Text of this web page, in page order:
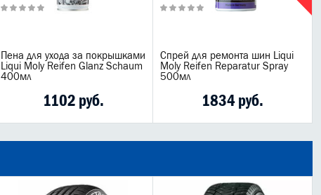
Пена для ухода за покрышками
Liqui Moly Reifen Glanz Schaum
400мл
1102 руб.
Спрей для ремонта шин Liqui
Moly Reifen Reparatur Spray
500мл
1834 руб.